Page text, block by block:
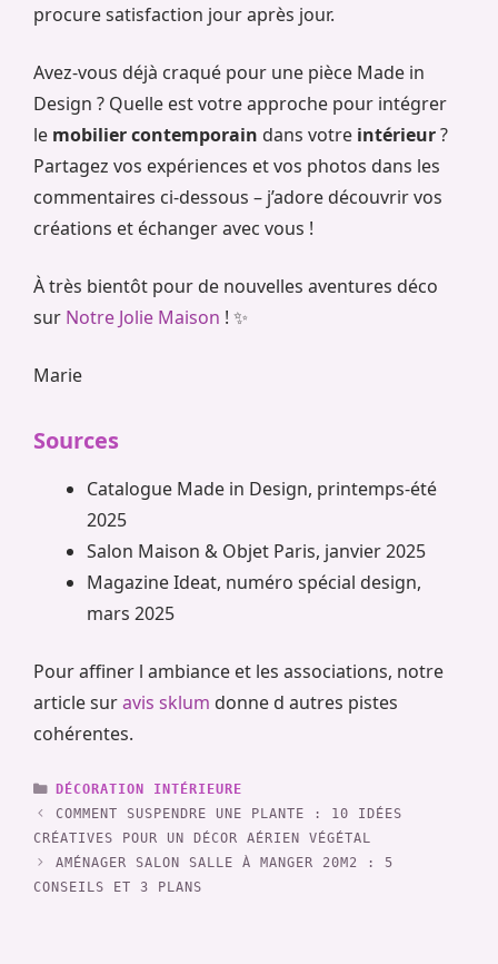
procure satisfaction jour après jour.
Avez-vous déjà craqué pour une pièce Made in
Design ? Quelle est votre approche pour intégrer
le mobilier contemporain dans votre intérieur?
Partagez vos expériences et vos photos dans les
commentaires ci-dessous – j’adore découvrir vos
créations et échanger avec vous !
À très bientôt pour de nouvelles aventures déco
sur Notre Jolie Maison ! ✨
Marie
Sources
Catalogue Made in Design, printemps-été
2025
Salon Maison & Objet Paris, janvier 2025
Magazine Ideat, numéro spécial design,
mars 2025
Pour affiner l ambiance et les associations, notre
article suravis sklum donne d autres pistes
cohérentes.
CATÉGORIES
DÉCORATION INTÉRIEURE
COMMENT SUSPENDRE UNE PLANTE : 10 IDÉES
CRÉATIVES POUR UN DÉCOR AÉRIEN VÉGÉTAL
AMÉNAGER SALON SALLE À MANGER 20M2 : 5
CONSEILS ET 3 PLANS